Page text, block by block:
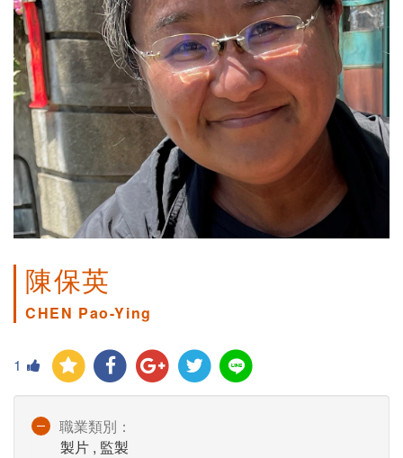
陳保英
CHEN Pao-Ying
1
職業類別：
製片 , 監製